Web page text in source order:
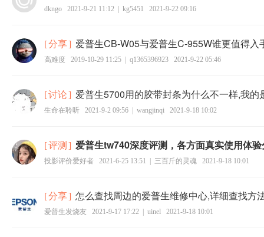
dkngo 2021-9-21 11:12 kg5451 2021-9-22 09:16
[分享] 爱普生CB-W05与爱普生C-955W谁更值得入
高难度 2019-10-29 11:25 q1365396923 2021-9-22 05:46
[讨论] 爱普生5700用的胶带封条为什么不一样,我的
生命在聆听 2021-9-2 09:56 wangjinqi 2021-9-18 10:02
[评测 ] 爱普生tw740深度评测，各方面真实使用体
投影评价爱好者 2021-6-25 13:51 三百斤的灵魂 2021-9-18 10:01
[分享] 怎么查找周边的爱普生维修中心,详细查找方
爱普生发烧友 2021-9-17 17:22 uinel 2021-9-18 10:01